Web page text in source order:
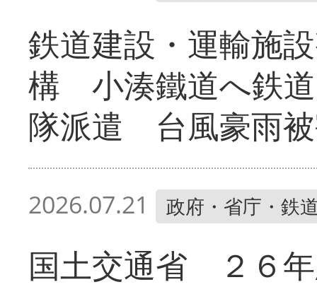
鉄道建設・運輸施
構 小湊鐵道へ鉄
隊派遣 台風豪雨
2026.07.21 政府・省庁・鉄
国土交通省 ２６